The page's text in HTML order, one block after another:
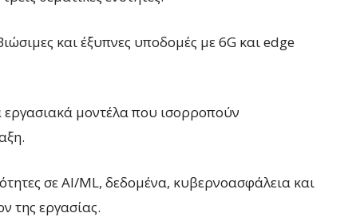
και έξυπνες υποδομές με 6G και edge
εργασιακά μοντέλα που ισορροπούν
σε AI/ML, δεδομένα, κυβερνοασφάλεια και
της εργασίας.